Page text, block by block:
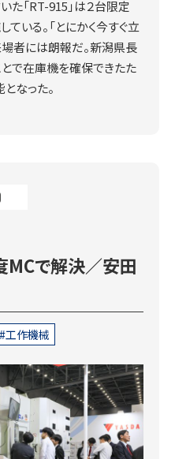
た「RT-915」は２台限定
ている。「とにかく今すぐ立
場者には朗報だ。新潟県長
で在庫機を確保できたた
なった。
で解決／安田
工作機械